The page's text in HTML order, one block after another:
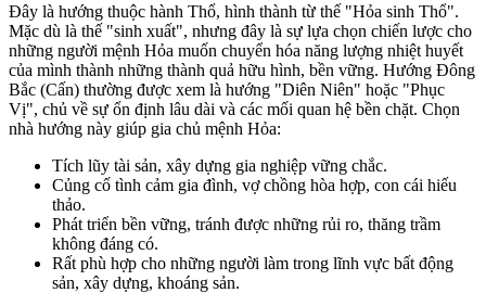
Đây là hướng thuộc hành Thổ, hình thành từ thế "Hỏa sinh Thổ".
Mặc dù là thế "sinh xuất", nhưng đây là sự lựa chọn chiến lược cho
những người mệnh Hỏa muốn chuyển hóa năng lượng nhiệt huyết
của mình thành những thành quả hữu hình, bền vững. Hướng Đông
Bắc (Cấn) thường được xem là hướng "Diên Niên" hoặc "Phục
Vị", chủ về sự ổn định lâu dài và các mối quan hệ bền chặt. Chọn
nhà hướng này giúp gia chủ mệnh Hỏa:
Tích lũy tài sản, xây dựng gia nghiệp vững chắc.
Củng cố tình cảm gia đình, vợ chồng hòa hợp, con cái hiếu
thảo.
Phát triển bền vững, tránh được những rủi ro, thăng trầm
không đáng có.
Rất phù hợp cho những người làm trong lĩnh vực bất động
sản, xây dựng, khoáng sản.